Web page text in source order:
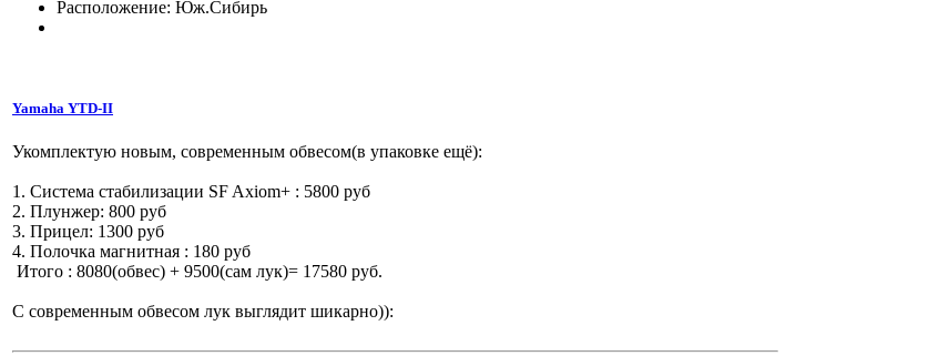
Расположение: Юж.Сибирь
Yamaha YTD-II
Укомплектую новым, современным обвесом(в упаковке ещё):
1. Система стабилизации SF Axiom+ : 5800 руб
2. Плунжер: 800 руб
3. Прицел: 1300 руб
4. Полочка магнитная : 180 руб
Итого : 8080(обвес) + 9500(сам лук)= 17580 руб.
С современным обвесом лук выглядит шикарно)):